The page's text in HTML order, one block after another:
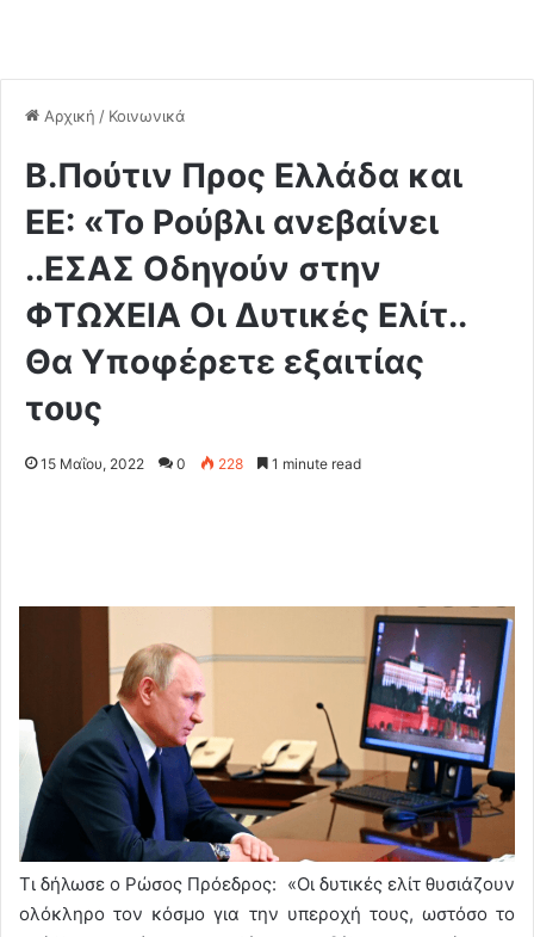
Αρχική / Κοινωνικά
Β.Πούτιν Προς Ελλάδα και
ΕΕ: «Το Ρούβλι ανεβαίνει
..ΕΣΑΣ Οδηγούν στην
ΦΤΩΧΕΙΑ Οι Δυτικές Ελίτ..
Θα Υποφέρετε εξαιτίας
τους
15 Μαΐου, 2022 0 228 1 minute read
Τι δήλωσε ο Ρώσος Πρόεδρος: «Οι δυτικές ελίτ θυσιάζουν
ολόκληρο τον κόσμο για την υπεροχή τους, ωστόσο το